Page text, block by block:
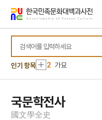
바로가기
바로가기
인기 항목
10 경현서원
1 본관
2 가묘
3 송도
4
홍길민
5
황산벌전투
국문학전사
國文學全史